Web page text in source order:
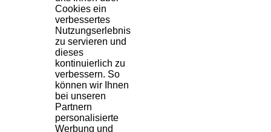
Cookies ein
verbessertes
Nutzungserlebnis
zu servieren und
dieses
kontinuierlich zu
verbessern. So
können wir Ihnen
bei unseren
Partnern
personalisierte
Werbung und